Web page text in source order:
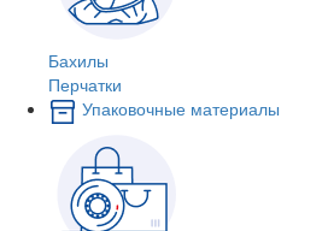
Бахилы
Перчатки
Упаковочные материалы